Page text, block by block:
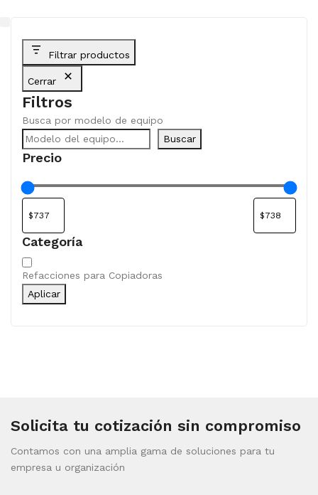
Filtrar productos
Cerrar
Filtros
Busca por modelo de equipo
Buscar
Precio
Categoría
Categoría
Refacciones para Copiadoras
Aplicar
Solicita tu cotización sin compromiso
Contamos con una amplia gama de soluciones para tu
empresa u organización